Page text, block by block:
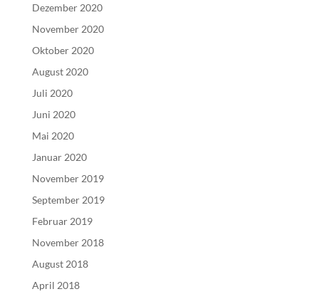
Dezember 2020
November 2020
Oktober 2020
August 2020
Juli 2020
Juni 2020
Mai 2020
Januar 2020
November 2019
September 2019
Februar 2019
November 2018
August 2018
April 2018